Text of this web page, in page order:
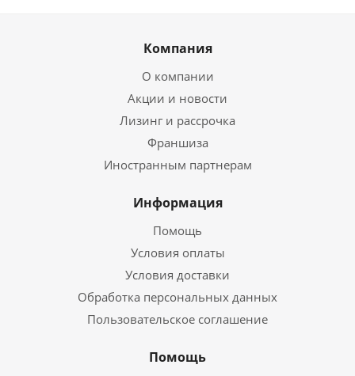
Компания
О компании
Акции и новости
Лизинг и рассрочка
Франшиза
Иностранным партнерам
Информация
Помощь
Условия оплаты
Условия доставки
Обработка персональных данных
Пользовательское соглашение
Помощь